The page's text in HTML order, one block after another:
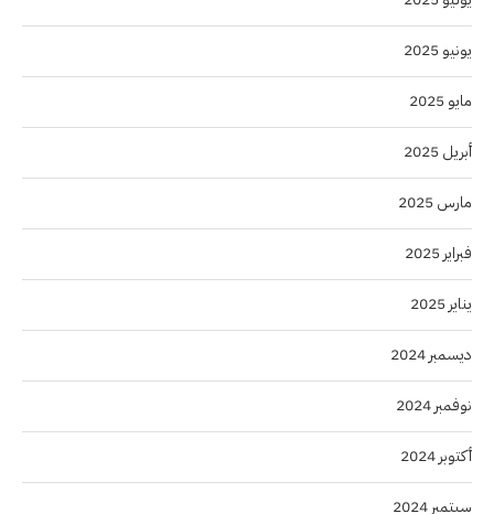
يونيو 2025
مايو 2025
أبريل 2025
مارس 2025
فبراير 2025
يناير 2025
ديسمبر 2024
نوفمبر 2024
أكتوبر 2024
سبتمبر 2024